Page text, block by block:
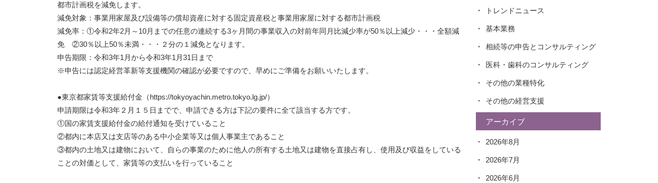
都市計画税を減免します。
減免対象：事業用家屋及び設備等の償却資産に対する固定資産税と事業用家屋に対する都市計画税
減免率：①令和2年2月～10月までの任意の連続する3ヶ月間の事業収入の対前年同月比減少率が50％以上減少・・・全額減
免 ②30％以上50％未満・・・２分の１減免となります。
申告期限：令和3年1月から令和3年1月31日まで
※申告には認定経営革新等支援機関の確認が必要ですので、早めにご準備をお願いいたします。
●東京都家賃等支援給付金（https://tokyoyachin.metro.tokyo.lg.jp/）
申請期限は令和3年２月１５日までで、申請できる方は下記の要件に全て該当する方です。
①国の家賃支援給付金の給付通知を受けていること
②都内に本店又は支店等のある中小企業等又は個人事業主であること
③都内の土地又は建物において、自らの事業のために他人の所有する土地又は建物を直接占有し、使用及び収益をしている
ことの対価として、家賃等の支払いを行っていること
トレンドニュース
基本業務
相続等の申告とコンサルティング
医科・歯科のコンサルティング
その他の業種特化
その他の経営支援
アーカイブ
2026年8月
2026年7月
2026年6月